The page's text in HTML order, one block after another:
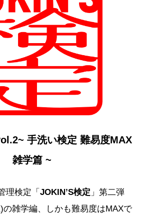
手洗い検定 難易度MAX
雑学篇 ~
理検定「 JOKIN’S検定 」第二弾
雑学編、しかも難易度はMAXで